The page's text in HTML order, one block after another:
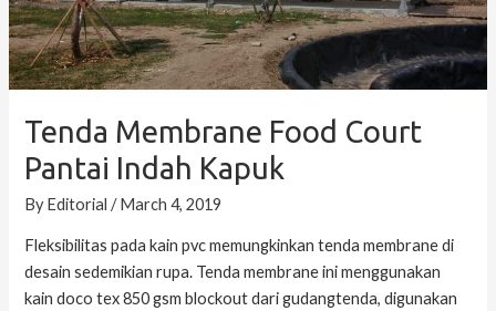
Tenda Membrane Food Court
Pantai Indah Kapuk
ByEditorial/March 4, 2019
Fleksibilitas pada kain pvc memungkinkan tenda membrane di
desain sedemikian rupa. Tenda membrane ini menggunakan
kain doco tex 850 gsm blockout dari gudangtenda, digunakan
Kapuk